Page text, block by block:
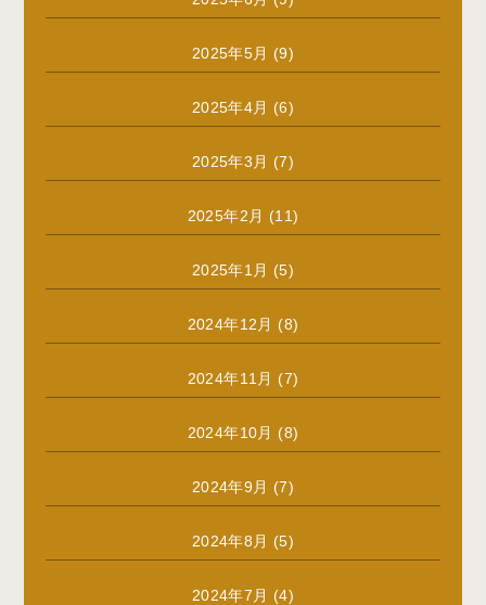
2025年5月 (9)
2025年4月 (6)
2025年3月 (7)
2025年2月 (11)
2025年1月 (5)
2024年12月 (8)
2024年11月 (7)
2024年10月 (8)
2024年9月 (7)
2024年8月 (5)
2024年7月 (4)